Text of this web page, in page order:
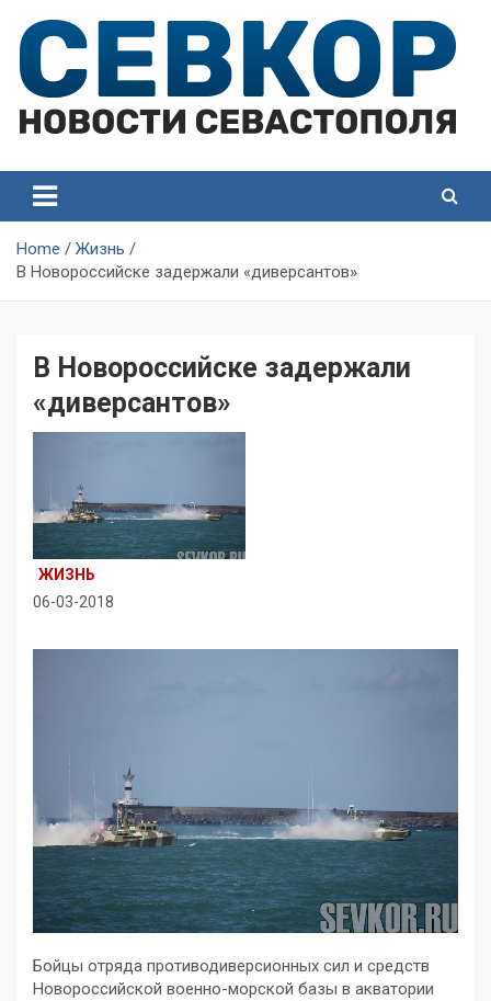
content
Севастополя
Севастополя
Home
Жизнь
В Новороссийске задержали «диверсантов»
В Новороссийске задержали
«диверсантов»
ЖИЗНЬ
06-03-2018
Бойцы отряда противодиверсионных сил и средств
Новороссийской военно-морской базы в акватории